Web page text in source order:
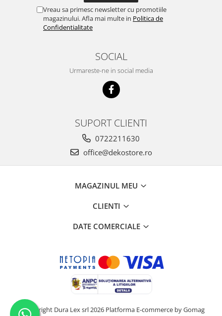
Vreau sa primesc newsletter cu promotiile
magazinului. Afla mai multe in Politica de
Confidentialitate
SOCIAL
Urmareste-ne in social media
SUPORT CLIENTI
0722211630
office@dekostore.ro
MAGAZINUL MEU
CLIENTI
DATE COMERCIALE
©Copyright Dura Lex srl 2026 Platforma E-commerce by Gomag